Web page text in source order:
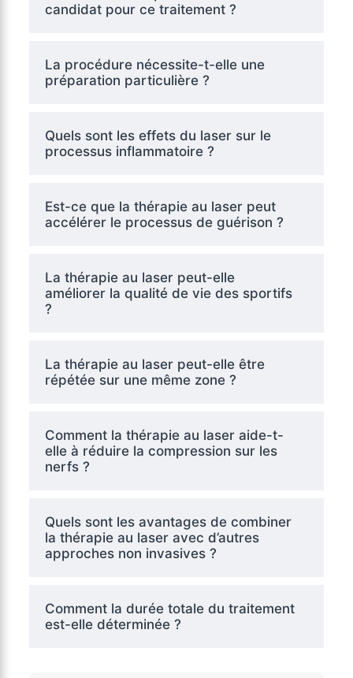
candidat pour ce traitement ?
La procédure nécessite-t-elle une
préparation particulière ?
Quels sont les effets du laser sur le
processus inflammatoire ?
Est-ce que la thérapie au laser peut
accélérer le processus de guérison ?
La thérapie au laser peut-elle
améliorer la qualité de vie des sportifs
?
La thérapie au laser peut-elle être
répétée sur une même zone ?
Comment la thérapie au laser aide-t-
elle à réduire la compression sur les
nerfs ?
Quels sont les avantages de combiner
la thérapie au laser avec d’autres
approches non invasives ?
Comment la durée totale du traitement
est-elle déterminée ?